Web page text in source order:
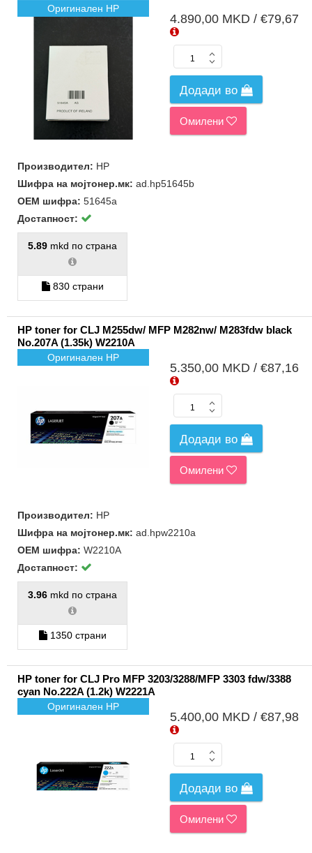
ласерски
Барабани
принтери
Барабани
за
колорни
ласерски
(1)
кертриџи
кертриџи
(26)
Глава за
инк
(1)
мастило
за CISS
Оригинален HP
4.890,00 MKD / €79,67
Додади во
Омилени
Производител: HP
Шифра на мојтонер.мк: ad.hp51645b
ОЕМ шифра: 51645a
Достапност:
5.89 mkd по страна
830 страни
HP toner for CLJ M255dw/ MFP M282nw/ M283fdw black
No.207A (1.35k) W2210A
Оригинален HP
5.350,00 MKD / €87,16
Додади во
Омилени
Производител: HP
Шифра на мојтонер.мк: ad.hpw2210a
ОЕМ шифра: W2210A
Достапност:
3.96 mkd по страна
1350 страни
HP toner for CLJ Pro MFP 3203/3288/MFP 3303 fdw/3388
cyan No.222A (1.2k) W2221A
Оригинален HP
5.400,00 MKD / €87,98
Додади во
Омилени